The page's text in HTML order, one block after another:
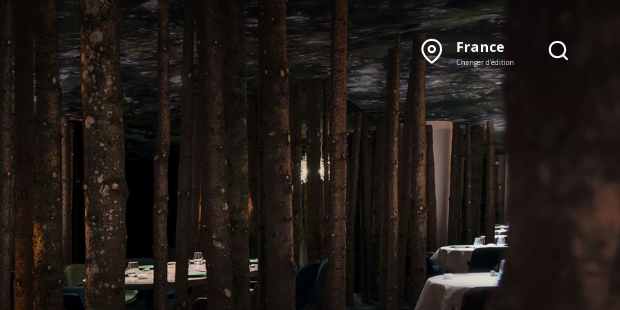
France
Changer d'édition
France Lyon
Rhône‑Alpes
DÉCOUVRIR NOTRE
ÉDITION PAPIER